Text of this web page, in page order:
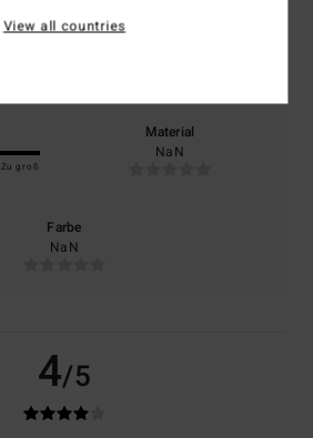
Preis-Leistungs-Verhältnis
Zu groß
Material
NaN
Farbe
NaN
4/5
View all countries